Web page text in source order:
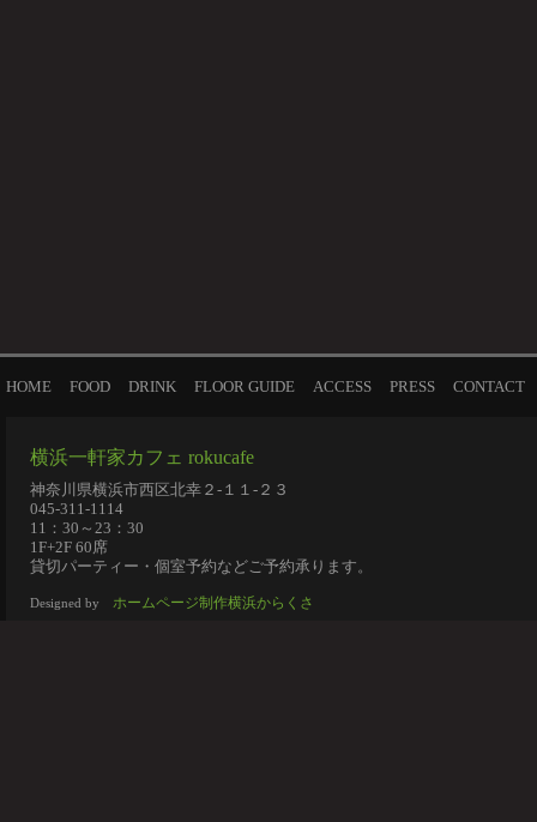
HOME FOOD DRINK FLOOR GUIDE ACCESS PRESS CONTACT
横浜一軒家カフェ rokucafe
神奈川県横浜市西区北幸２-１１-２３
045-311-1114
11：30～23：30
1F+2F 60席
貸切パーティー・個室予約などご予約承ります。
Designed by ホームページ制作横浜からくさ